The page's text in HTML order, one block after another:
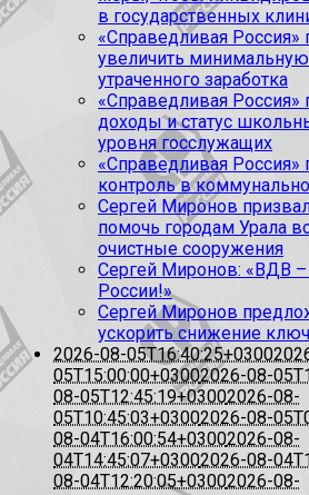
в государственных
«Справедливая Россия»
увеличить
утраченного заработка
«Справедливая Россия»
доходы и статус
уровня госслужащих
«Справедливая Россия»
контроль в
Сергей Миронов
помочь городам Урала
очистные сооружения
Сергей Миронов: «ВДВ –
России!»
Сергей Миронов
ускорить снижение
2026-08-05T16:40:25+0300
05T15:00:00+03002026-08-
08-05T12:45:19+03002026-08-
05T10:45:03+03002026-08-
08-04T16:00:54+03002026-08-
04T14:45:07+03002026-08-
08-04T12:20:05+03002026-08-